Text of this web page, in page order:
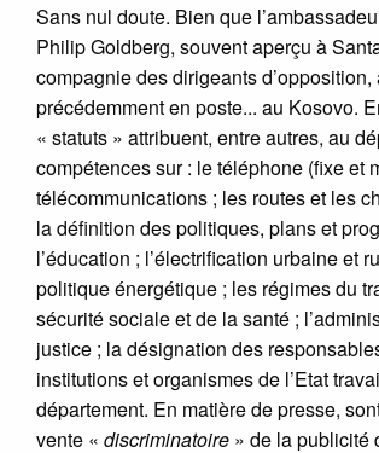
Sans nul doute. Bien que
Philip Goldberg, souvent aperçu à
compagnie des dirigeants d’opposition,
précédemment en poste... au Kosovo.
« statuts » attribuent, entre autres, au
compétences sur : le téléphone (fixe et
télécommunications ; les routes et les
la définition des politiques, plans et
l’éducation ; l’électrification urbaine et
politique énergétique ; les régimes du
sécurité sociale et de la santé ;
justice ; la désignation des
institutions et organismes de l’Etat
département. En matière de presse,
vente « discriminatoire » de la publicité